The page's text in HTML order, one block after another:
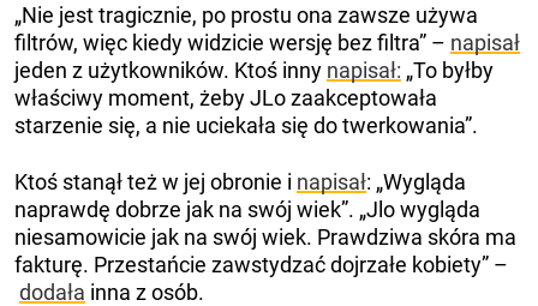
„Nie jest tragicznie, po prostu ona zawsze używa
filtrów, więc kiedy widzicie wersję bez filtra” – napisał
jeden z użytkowników. Ktoś inny napisał: „To byłby
właściwy moment, żeby JLo zaakceptowała
starzenie się, a nie uciekała się do twerkowania”.
Ktoś stanął też w jej obronie i napisał: „Wygląda
naprawdę dobrze jak na swój wiek”. „Jlo wygląda
niesamowicie jak na swój wiek. Prawdziwa skóra ma
fakturę. Przestańcie zawstydzać dojrzałe kobiety” –
dodała inna z osób.